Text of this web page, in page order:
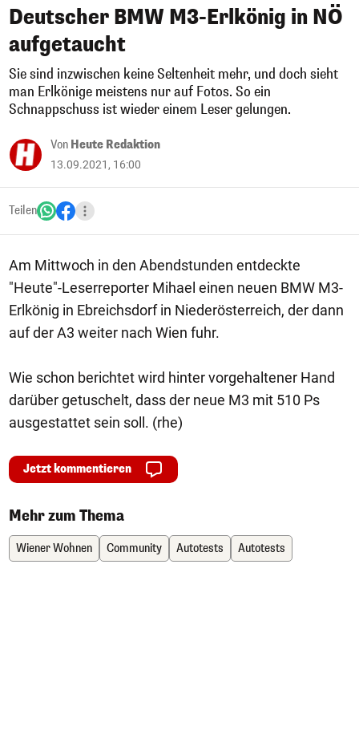
Deutscher BMW M3-Erlkönig in NÖ
aufgetaucht
Sie sind inzwischen keine Seltenheit mehr, und doch sieht
man Erlkönige meistens nur auf Fotos. So ein
Schnappschuss ist wieder einem Leser gelungen.
Von Heute Redaktion
13.09.2021, 16:00
Teilen
Am Mittwoch in den Abendstunden entdeckte
"Heute"-Leserreporter Mihael einen neuen BMW M3-
Erlkönig in Ebreichsdorf in Niederösterreich, der dann
auf der A3 weiter nach Wien fuhr.
Wie schon berichtet wird hinter vorgehaltener Hand
darüber getuschelt, dass der neue M3 mit 510 Ps
ausgestattet sein soll. (rhe)
Jetzt kommentieren
Mehr zum Thema
Wiener Wohnen Community Autotests Autotests